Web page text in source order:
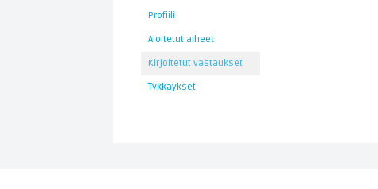
Profiili
Aloitetut aiheet
Kirjoitetut vastaukset
Tykkäykset